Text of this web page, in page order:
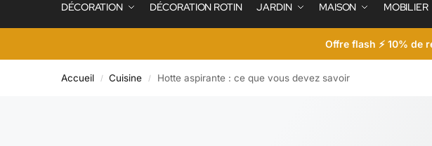
DÉCORATION DÉCORATION ROTIN JARDIN MAISON MOBILIER
Offre flash ⚡ 10% de
Accueil / Cuisine / Hotte aspirante : ce que vous devez savoir